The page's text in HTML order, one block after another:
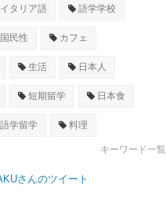
イタリア語 語学学校
国民性 カフェ
生活 日本人
短期留学 日本食
語学留学 料理
キーワード一覧
さんのツイート